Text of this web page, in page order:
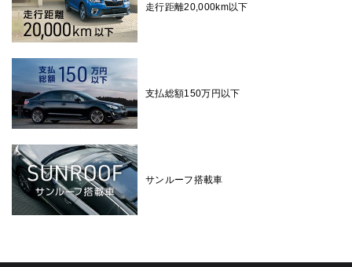
走行距離20,000km以下
支払総額150万円以下
サンルーフ搭載車